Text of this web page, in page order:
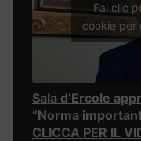
Fai clic
cookie per
Sala d’Ercole
“Norma
CLICCA PER IL